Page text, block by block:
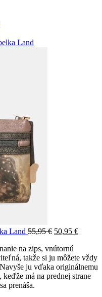
Land 55,95€ 50,95 €
na zips, vnútornú
takže si ju môžete vždy
ju vďaka originálnemu
má na prednej strane
prenáša.